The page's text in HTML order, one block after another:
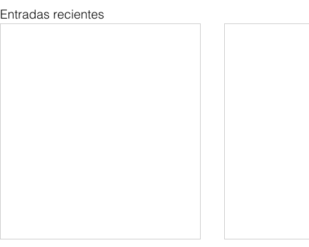
Entradas recientes